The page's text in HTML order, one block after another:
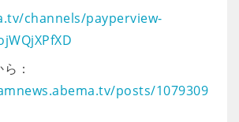
channels/payperview-
：
posts/1079309